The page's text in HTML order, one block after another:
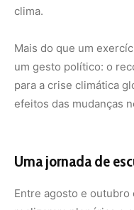
clima.
Mais do que um
um gesto político: o
para a crise climática
efeitos das mudanças
Uma jornada de
Entre agosto e outubro